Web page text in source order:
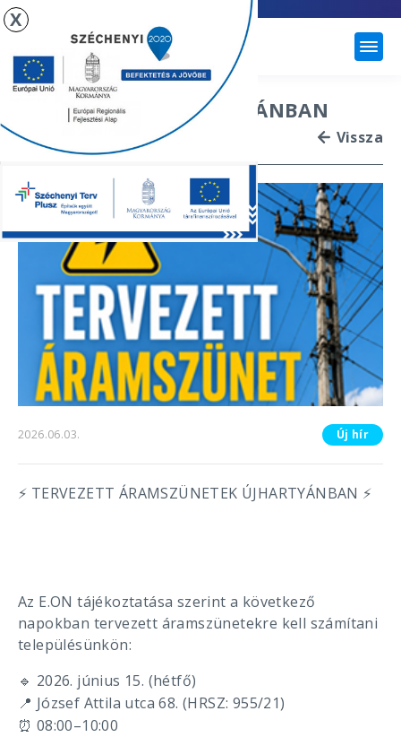
ÚJHARTYÁN
ÁRAMSZÜNET ÚJHARTYÁNBAN
Vissza
2026.06.03. Új hír
⚡ TERVEZETT ÁRAMSZÜNETEK ÚJHARTYÁNBAN ⚡
Az E.ON tájékoztatása szerint a következő
napokban tervezett áramszünetekre kell számítani
településünkön:
🔹 2026. június 15. (hétfő)
📍 József Attila utca 68. (HRSZ: 955/21)
⏰ 08:00–10:00
X